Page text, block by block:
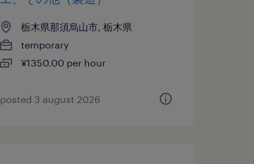
栃木県那須烏山市, 栃木県
temporary
¥1350.00 per hour
posted 3 august 2026